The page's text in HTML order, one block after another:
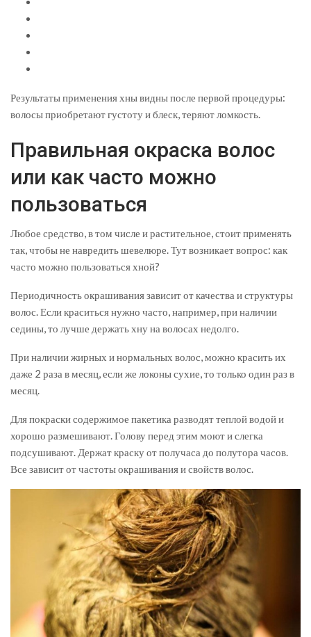
Результаты применения хны видны после первой процедуры:
волосы приобретают густоту и блеск, теряют ломкость.
Правильная окраска волос
или как часто можно
пользоваться
Любое средство, в том числе и растительное, стоит применять
так, чтобы не навредить шевелюре. Тут возникает вопрос: как
часто можно пользоваться хной?
Периодичность окрашивания зависит от качества и структуры
волос. Если краситься нужно часто, например, при наличии
седины, то лучше держать хну на волосах недолго.
При наличии жирных и нормальных волос, можно красить их
даже 2 раза в месяц, если же локоны сухие, то только один раз в
месяц.
Для покраски содержимое пакетика разводят теплой водой и
хорошо размешивают. Голову перед этим моют и слегка
подсушивают. Держат краску от получаса до полутора часов.
Все зависит от частоты окрашивания и свойств волос.